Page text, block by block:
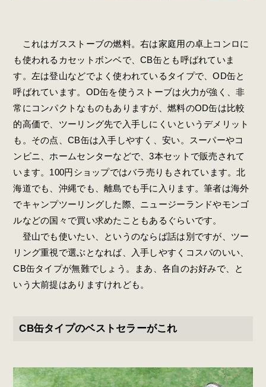
これはガスストーブの燃料。右は家庭用の卓上コンロに
も使われるカセットボンベで、CB缶とも呼ばれていま
す。左は登山などでよく使われているタイプで、OD缶と
呼ばれています。OD缶を使うストーブは火力が強く、非
常にコンパクトなものもありますが、燃料のOD缶は比較
的高価で、ツーリング先で入手しにくいというデメリット
も。その点、CB缶は入手しやすく、安い。スーパーやコ
ンビニ、ホームセンターなどで、3本セットで販売されて
います。100円ショップではバラ売りもされています。北
海道でも、沖縄でも、離島でも手に入ります。筆者は海外
でキャンプツーリングした際、ニュージーランドやモンゴ
ルなどの国々で買い求めたこともあるぐらいです。
登山でも使いたい、というのならば話は別ですが、ツー
リング重視で選ぶとなれば、入手しやすくコスパのいい、
CB缶タイプが無難でしょう。まあ、各自のお好みで、と
いう大前提はありますけれども。
CB缶タイプのベストセラーがこれ